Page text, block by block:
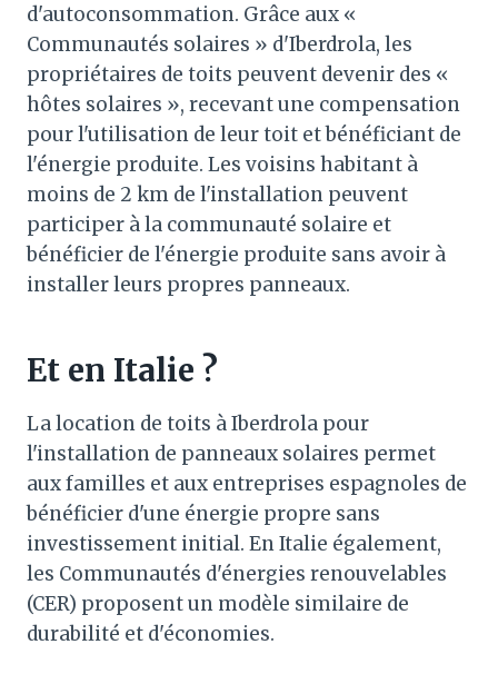
d'autoconsommation. Grâce aux «
Communautés solaires » d'Iberdrola, les
propriétaires de toits peuvent devenir des «
hôtes solaires », recevant une compensation
pour l'utilisation de leur toit et bénéficiant de
l'énergie produite. Les voisins habitant à
moins de 2 km de l'installation peuvent
participer à la communauté solaire et
bénéficier de l'énergie produite sans avoir à
installer leurs propres panneaux.
Et en Italie ?
La location de toits à Iberdrola pour
l'installation de panneaux solaires permet
aux familles et aux entreprises espagnoles de
bénéficier d'une énergie propre sans
investissement initial. En Italie également,
les Communautés d'énergies renouvelables
(CER) proposent un modèle similaire de
durabilité et d'économies.